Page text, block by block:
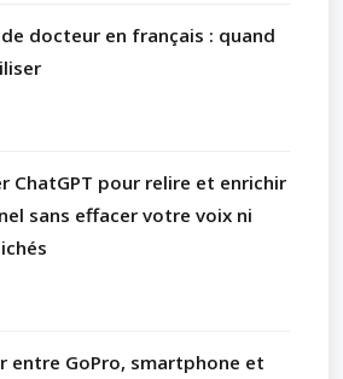
docteur en français : quand
ChatGPT pour relire et enrichir
sans effacer votre voix ni
entre GoPro, smartphone et